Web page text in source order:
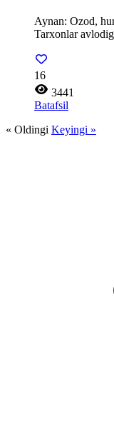
Aynan: Ozod,
Tarxonlar
16
3441
Batafsil
« Oldingi Keyingi »